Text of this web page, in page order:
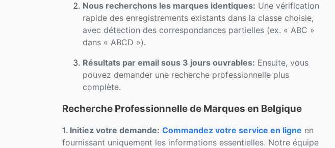
Nous recherchons les marques identiques: Une vérification
rapide des enregistrements existants dans la classe choisie,
avec détection des correspondances partielles (ex. « ABC »
dans « ABCD »).
Résultats par email sous 3 jours ouvrables: Ensuite, vous
pouvez demander une recherche professionnelle plus
complète.
Recherche Professionnelle de Marques en Belgique
1. Initiez votre demande: Commandez votre service en ligne en
fournissant uniquement les informations essentielles. Notre équipe